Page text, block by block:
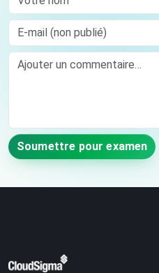
E-mail (non publié)
Comment
Soumettre pour examen